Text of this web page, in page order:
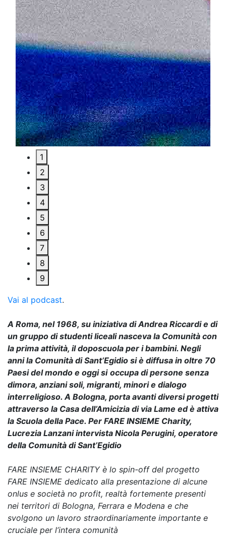
1
2
3
4
5
6
7
8
9
Vai al podcast.
A Roma, nel 1968, su iniziativa di Andrea Riccardi e di
un gruppo di studenti liceali nasceva la Comunità con
la prima attività, il doposcuola per i bambini. Negli
anni la Comunità di Sant’Egidio si è diffusa in oltre 70
Paesi del mondo e oggi si occupa di persone senza
dimora, anziani soli, migranti, minori e dialogo
interreligioso. A Bologna, porta avanti diversi progetti
attraverso la Casa dell’Amicizia di via Lame ed è attiva
la Scuola della Pace. Per FARE INSIEME Charity,
Lucrezia Lanzani intervista Nicola Perugini, operatore
della Comunità di Sant’Egidio
FARE INSIEME CHARITY è lo spin-off del progetto
FARE INSIEME dedicato alla presentazione di alcune
onlus e società no profit, realtà fortemente presenti
nei territori di Bologna, Ferrara e Modena e che
svolgono un lavoro straordinariamente importante e
cruciale per l’intera comunità